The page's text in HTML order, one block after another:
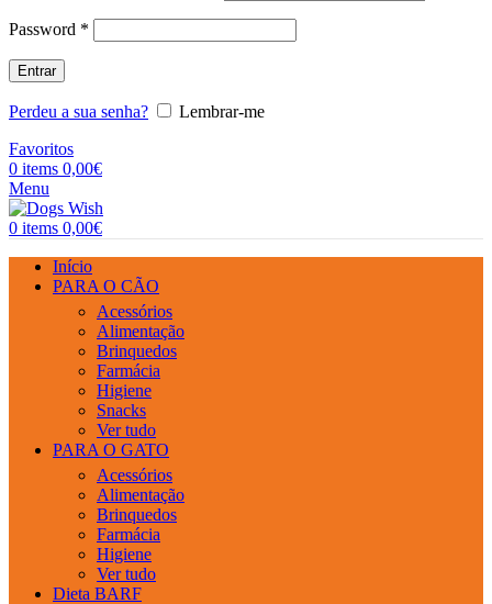
Password *
Entrar
Perdeu a sua senha?
Lembrar-me
Favoritos
0 items 0,00€
Menu
0 items 0,00€
Início
PARA O CÃO
Acessórios
Alimentação
Brinquedos
Farmácia
Higiene
Snacks
Ver tudo
PARA O GATO
Acessórios
Alimentação
Brinquedos
Farmácia
Higiene
Ver tudo
Dieta BARF